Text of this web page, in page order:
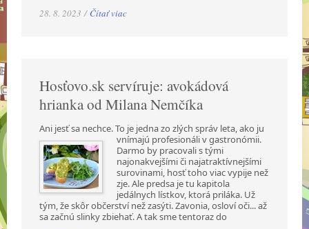
28. 8. 2023 / Čítať viac
Hosťovo.sk servíruje: avokádová
hrianka od Milana Nemčíka
Ani jesť sa nechce. To je jedna zo zlých správ leta, ako ju
vnímajú profesionáli v gastronómii.
Darmo by pracovali s tými
najonakvejšími či najatraktívnejšími
surovinami, hosť toho viac vypije než
zje. Ale predsa je tu kapitola
jedálnych lístkov, ktorá priláka. Už
tým, že skôr občerství než zasýti. Zavonia, osloví oči... až
sa začnú slinky zbiehať. A tak sme tentoraz do